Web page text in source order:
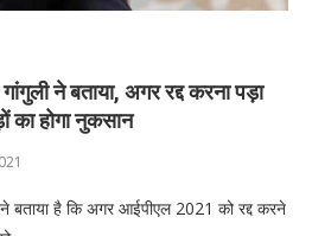
ने बताया, अगर रद्द करना पड़ा
का होगा नुकसान
बताया है कि अगर आईपीएल 2021 को रद्द करने